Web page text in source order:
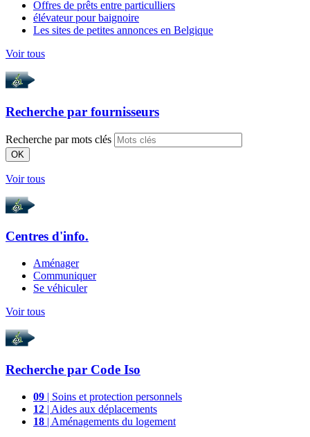
Offres de prêts entre particulliers
élévateur pour baignoire
Les sites de petites annonces en Belgique
Voir tous
Recherche par fournisseurs
Recherche par mots clés
OK
Voir tous
Centres d'info.
Aménager
Communiquer
Se véhiculer
Voir tous
Recherche par Code Iso
09 | Soins et protection personnels
12 | Aides aux déplacements
18 | Aménagements du logement